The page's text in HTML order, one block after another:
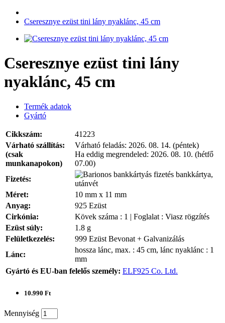
Cseresznye ezüst tini lány nyaklánc, 45 cm
Cseresznye ezüst tini lány
nyaklánc, 45 cm
Termék adatok
Gyártó
Cikkszám:
41223
Várható szállítás:
(csak
munkanapokon)
Várható feladás: 2026. 08. 14. (péntek)
Ha eddig megrendeled: 2026. 08. 10. (hétfő
07.00)
Fizetés:
bankkártya,
utánvét
Méret:
10 mm x 11 mm
Anyag:
925 Ezüst
Cirkónia:
Kövek száma : 1 | Foglalat : Viasz rögzítés
Ezüst súly:
1.8 g
Felületkezelés:
999 Ezüst Bevonat + Galvanizálás
Lánc:
hossza lánc, max. : 45 cm, lánc nyaklánc : 1
mm
Gyártó és EU-ban felelős személy: ELF925 Co. Ltd.
10.990 Ft
Mennyiség